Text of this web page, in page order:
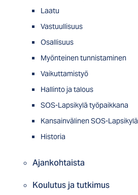
Laatu
Vastuullisuus
Osallisuus
Myön­tei­nen tun­nis­ta­minen
Vaikuttamistyö
Hallinto ja talous
SOS-Lapsikylä työpaikkana
Kansainvälinen SOS-Lapsikylä
Historia
Ajankohtaista
Koulutus ja tutkimus